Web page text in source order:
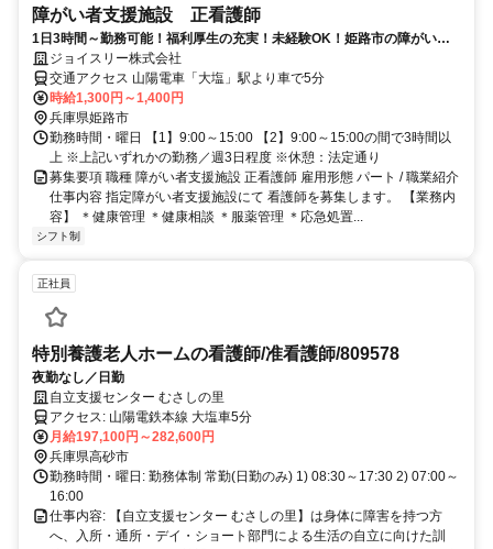
障がい者支援施設 正看護師
1日3時間～勤務可能！福利厚生の充実！未経験OK！姫路市の障がい者
支援施設にて看護師【イチオシ】
ジョイスリー株式会社
交通アクセス 山陽電車「大塩」駅より車で5分
時給1,300円～1,400円
兵庫県姫路市
勤務時間・曜日 【1】9:00～15:00 【2】9:00～15:00の間で3時間以
上 ※上記いずれかの勤務／週3日程度 ※休憩：法定通り
募集要項 職種 障がい者支援施設 正看護師 雇用形態 パート / 職業紹介
仕事内容 指定障がい者支援施設にて 看護師を募集します。 【業務内
容】 ＊健康管理 ＊健康相談 ＊服薬管理 ＊応急処置...
シフト制
正社員
特別養護老人ホームの看護師/准看護師/809578
夜勤なし／日勤
自立支援センター むさしの里
アクセス: 山陽電鉄本線 大塩車5分
月給197,100円～282,600円
兵庫県高砂市
勤務時間・曜日: 勤務体制 常勤(日勤のみ) 1) 08:30～17:30 2) 07:00～
16:00
仕事内容: 【自立支援センター むさしの里】は身体に障害を持つ方
へ、入所・通所・デイ・ショート部門による生活の自立に向けた訓